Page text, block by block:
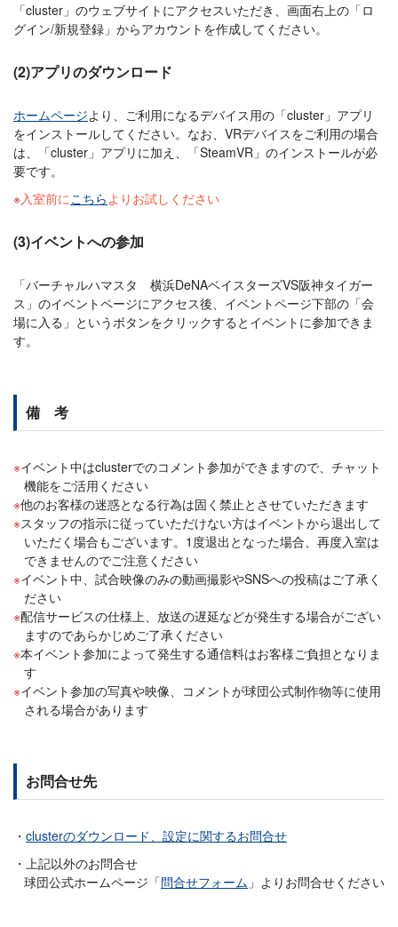
「cluster」のウェブサイトにアクセスいただき、画面右上の「ロ
グイン/新規登録」からアカウントを作成してください。
(2)アプリのダウンロード
ホームページより、ご利用になるデバイス用の「cluster」アプリ
をインストールしてください。なお、VRデバイスをご利用の場合
は、「cluster」アプリに加え、「SteamVR」のインストールが必
要です。
入室前にこちらよりお試しください
(3)イベントへの参加
「バーチャルハマスタ 横浜DeNAベイスターズVS阪神タイガー
ス」のイベントページにアクセス後、イベントページ下部の「会
場に入る」というボタンをクリックするとイベントに参加できま
す。
備 考
イベント中はclusterでのコメント参加ができますので、チャット
機能をご活用ください
他のお客様の迷惑となる行為は固く禁止とさせていただきます
スタッフの指示に従っていただけない方はイベントから退出して
いただく場合もございます。1度退出となった場合、再度入室は
できませんのでご注意ください
イベント中、試合映像のみの動画撮影やSNSへの投稿はご了承く
ださい
配信サービスの仕様上、放送の遅延などが発生する場合がござい
ますのであらかじめご了承ください
本イベント参加によって発生する通信料はお客様ご負担となりま
す
イベント参加の写真や映像、コメントが球団公式制作物等に使用
される場合があります
お問合せ先
clusterのダウンロード、設定に関するお問合せ
上記以外のお問合せ
球団公式ホームページ「問合せフォーム 」よりお問合せください